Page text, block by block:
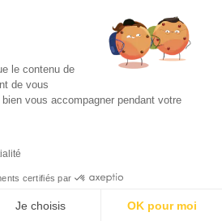
le contenu de
de vous
vous accompagner pendant votre
certifiés par
Je choisis OK pour moi